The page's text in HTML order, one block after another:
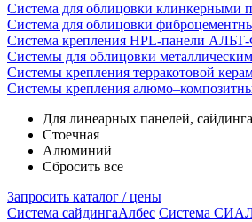
Система для облицовки
Система для облицовки
Система крепления HPL-панели
Системы для облицовки
Системы крепления терракотовой
Cистемы крепления
Для линеарных панелей, сайдинга
Стоечная
Алюминий
Сбросить все
Запросить каталог / цены
Система сайдингаАлбес Система